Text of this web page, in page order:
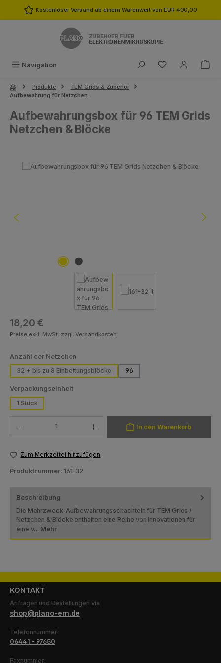
Zum Hauptinhalt springen
Kostenloser Versand ab einem Warenwert von EUR 400,00
Navigation Du hast 0
Produkte
TEM Grids & Zubehör
Aufbewahrung für Netzchen
Aufbewahrungsbox für 96 TEM Grids
Netzchen & Blöcke
Bildergalerie überspringen
Regulärer Preis:
18,20 €
Preise exkl. MwSt. zzgl. Versandkosten
Anzahl der Netzchen
32 + bis zu 8 Einbettungsblöcke
96
Verpackungseinheitauswählen
1 Stück
In den Warenkorb
Zum Merkzettel hinzufügen
Produktnummer: 161-32
Beschreibung
Die Mehrzweck-Aufbewahrungsschachteln für TEM Grids /
Netzchen & Blöcke enthalten eine Reihe von Innovationen für
eine v… Mehr
KONTAKT
Anfragen und Bestellungen via
shop@plano-em.de
Telefonnummer:
06441 - 97650
Faxnummer: